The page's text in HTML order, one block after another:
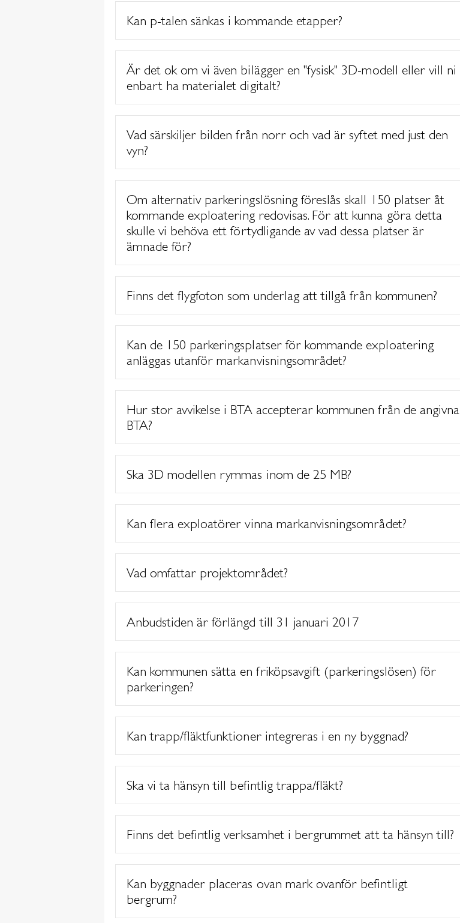
Kan p-talen sänkas i kommande etapper?
Är det ok om vi även bilägger en "fysisk" 3D-modell eller vill ni
enbart ha materialet digitalt?
Vad särskiljer bilden från norr och vad är syftet med just den
vyn?
Om alternativ parkeringslösning föreslås skall 150 platser åt
kommande exploatering redovisas. För att kunna göra detta
skulle vi behöva ett förtydligande av vad dessa platser är
ämnade för?
Finns det flygfoton som underlag att tillgå från kommunen?
Kan de 150 parkeringsplatser för kommande exploatering
anläggas utanför markanvisningsområdet?
Hur stor avvikelse i BTA accepterar kommunen från de angivna
BTA?
Ska 3D modellen rymmas inom de 25 MB?
Kan flera exploatörer vinna markanvisningsområdet?
Vad omfattar projektområdet?
Anbudstiden är förlängd till 31 januari 2017
Kan kommunen sätta en friköpsavgift (parkeringslösen) för
parkeringen?
Kan trapp/fläktfunktioner integreras i en ny byggnad?
Ska vi ta hänsyn till befintlig trappa/fläkt?
Finns det befintlig verksamhet i bergrummet att ta hänsyn till?
Kan byggnader placeras ovan mark ovanför befintligt
bergrum?